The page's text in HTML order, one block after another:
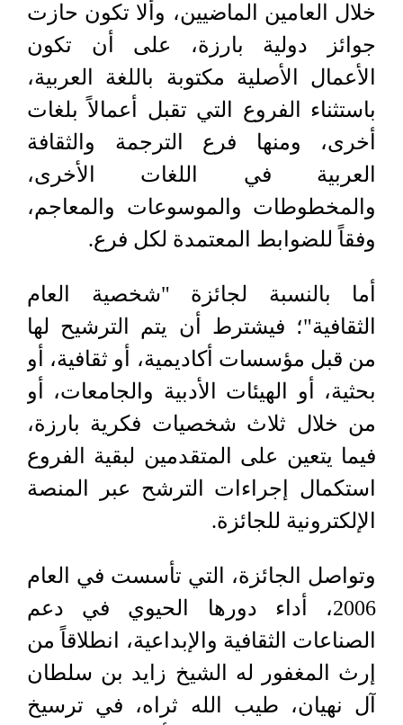
خلال العامين الماضيين، وألا تكون حازت
جوائز دولية بارزة، على أن تكون
الأعمال الأصلية مكتوبة باللغة العربية،
باستثناء الفروع التي تقبل أعمالاً بلغات
أخرى، ومنها فرع الترجمة والثقافة
العربية في اللغات الأخرى،
والمخطوطات والموسوعات والمعاجم،
وفقاً للضوابط المعتمدة لكل فرع.
أما بالنسبة لجائزة "شخصية العام
الثقافية"؛ فيشترط أن يتم الترشيح لها
من قبل مؤسسات أكاديمية، أو ثقافية، أو
بحثية، أو الهيئات الأدبية والجامعات، أو
من خلال ثلاث شخصيات فكرية بارزة،
فيما يتعين على المتقدمين لبقية الفروع
استكمال إجراءات الترشح عبر المنصة
الإلكترونية للجائزة.
وتواصل الجائزة، التي تأسست في العام
2006، أداء دورها الحيوي في دعم
الصناعات الثقافية والإبداعية، انطلاقاً من
إرث المغفور له الشيخ زايد بن سلطان
آل نهيان، طيب الله ثراه، في ترسيخ